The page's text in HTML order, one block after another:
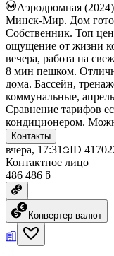
Аэродромная (2024)
Минск-Мир. Дом
Собственник. Топ
ощущение от жизни
вечера, работа на
8 мин пешком.
дома. Бассейн,
коммунальные,
Сравнение тарифов
кондиционером.
Контакты
вчера, 17:31 ID
Контактное лицо
486 486 ƃ
Конвертер валют